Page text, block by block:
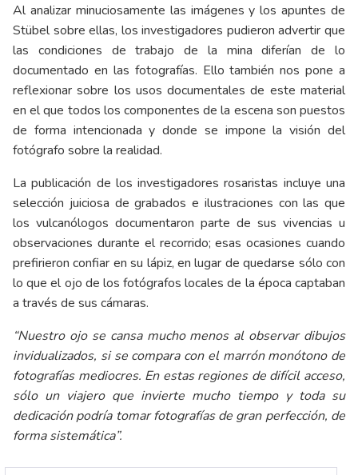
Al analizar minuciosamente las imágenes y los apuntes de
Stübel sobre ellas, los investigadores pudieron advertir que
las condiciones de trabajo de la mina diferían de lo
documentado en las fotografías. Ello también nos pone a
reflexionar sobre los usos documentales de este material
en el que todos los componentes de la escena son puestos
de forma intencionada y donde se impone la visión del
fotógrafo sobre la realidad.
La publicación de los investigadores rosaristas incluye una
selección juiciosa de grabados e ilustraciones con las que
los vulcanólogos documentaron parte de sus vivencias u
observaciones durante el recorrido; esas ocasiones cuando
prefirieron confiar en su lápiz, en lugar de quedarse sólo con
lo que el ojo de los fotógrafos locales de la época captaban
a través de sus cámaras.
“Nuestro ojo se cansa mucho menos al observar dibujos
invidualizados, si se compara con el marrón monótono de
fotografías mediocres. En estas regiones de difícil acceso,
sólo un viajero que invierte mucho tiempo y toda su
dedicación podría tomar fotografías de gran perfección, de
forma sistemática”.